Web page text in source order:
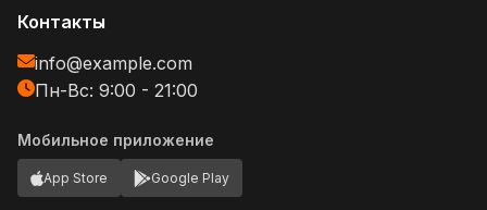
Контакты
info@example.com
Пн-Вс: 9:00 - 21:00
Мобильное приложение
App Store Google Play